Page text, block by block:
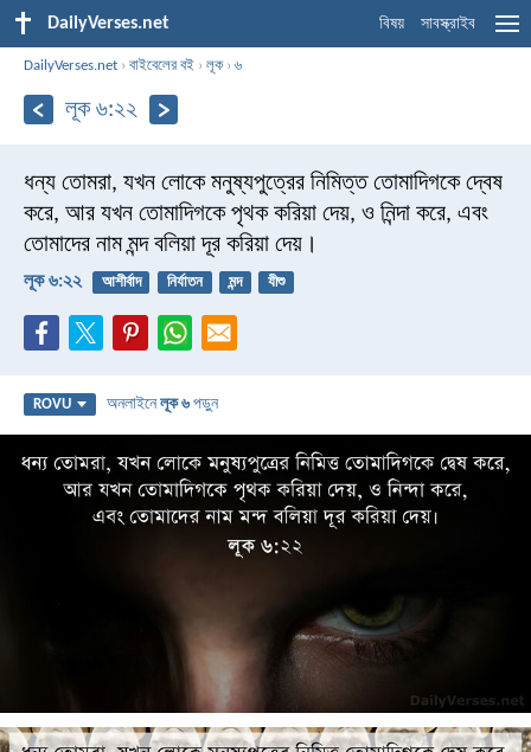
DailyVerses.net বিষয় সাবস্ক্রাইব
DailyVerses.net ›বাইবেলের বই ›লূক›৬
লূক ৬:২২
ধন্য তোমরা, যখন লোকে মনুষ্যপুত্রের নিমিত্ত তোমাদিগকে দ্বেষ
করে, আর যখন তোমাদিগকে পৃথক করিয়া দেয়, ও নিন্দা করে, এবং
তোমাদের নাম মন্দ বলিয়া দূর করিয়া দেয়।
লূক ৬:২২ আশীর্বাদ নির্যাতন মন্দ যীশু
ROVU অনলাইনেলূক ৬ পড়ুন